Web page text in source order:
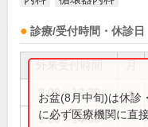
診療/受付時間・休診日
9:00～12:30 ●
9:00～14:00
お盆(8月中旬)は休診
に必ず医療機関に直